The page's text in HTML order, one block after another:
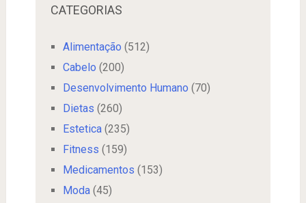
CATEGORIAS
Alimentação (512)
Cabelo (200)
Desenvolvimento Humano (70)
Dietas (260)
Estetica(235)
Fitness (159)
Medicamentos (153)
Moda(45)